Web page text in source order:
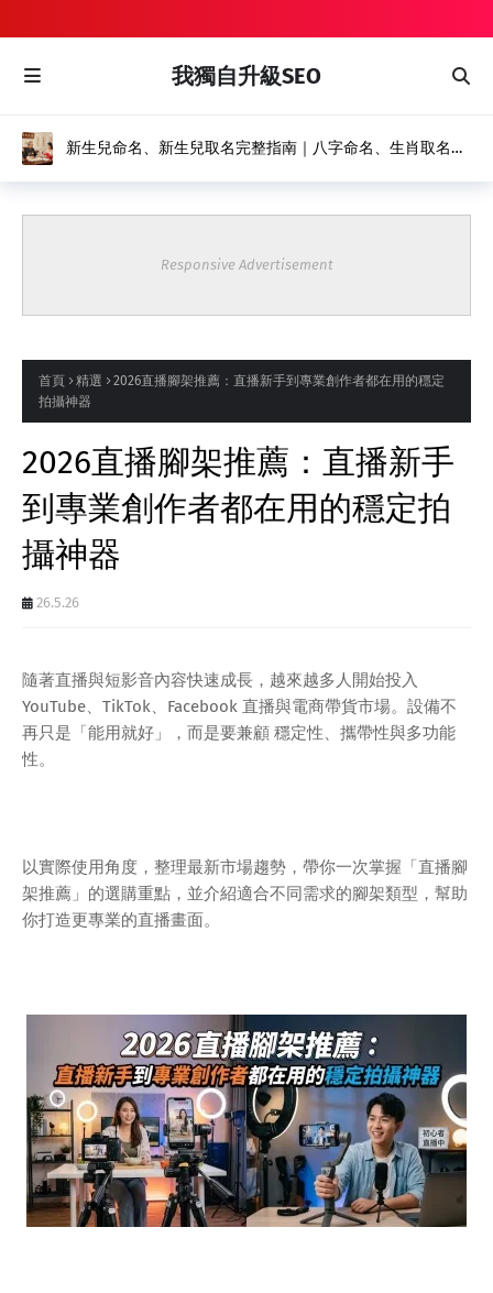
我獨自升級SEO
新生兒命名、新生兒取名完整指南｜八字命名、生肖取名推
Responsive Advertisement
首頁 精選
2026直播腳架推薦：直播新手到專業創作者都在用的穩定
拍攝神器
2026直播腳架推薦：直播新手
到專業創作者都在用的穩定拍
攝神器
26.5.26
隨著直播與短影音內容快速成長，越來越多人開始投入
YouTube、TikTok、Facebook 直播與電商帶貨市場。設備不
再只是「能用就好」，而是要兼顧 穩定性、攜帶性與多功能
性。
以實際使用角度，整理最新市場趨勢，帶你一次掌握「直播腳
架推薦」的選購重點，並介紹適合不同需求的腳架類型，幫助
你打造更專業的直播畫面。